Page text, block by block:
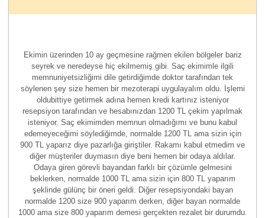
Ekimin üzerinden 10 ay geçmesine rağmen ekilen bölgeler bariz
seyrek ve neredeyse hiç ekilmemiş gibi. Saç ekimimle ilgili
memnuniyetsizliğimi dile getirdiğimde doktor tarafından tek
söylenen şey size hemen bir mezoterapi uygulayalım oldu. İşlemi
oldubittiye getirmek adına hemen kredi kartınız isteniyor
resepsiyon tarafından ve hesabınızdan 1200 TL çekim yapılmak
isteniyor. Saç ekimimden memnun olmadığımı ve bunu kabul
edemeyeceğimi söylediğimde, normalde 1200 TL ama sizin için
900 TL yaparız diye pazarlığa giriştiler. Rakamı kabul etmedim ve
diğer müşteriler duymasın diye beni hemen bir odaya aldılar.
Odaya giren görevli bayandan farklı bir çözümle gelmesini
beklerken, normalde 1000 TL ama sizin için 800 TL yaparım
şeklinde gülünç bir öneri geldi. Diğer resepsiyondaki bayan
normalde 1200 size 900 yaparım derken, diğer bayan normalde
1000 ama size 800 yaparım demesi gerçekten rezalet bir durumdu.